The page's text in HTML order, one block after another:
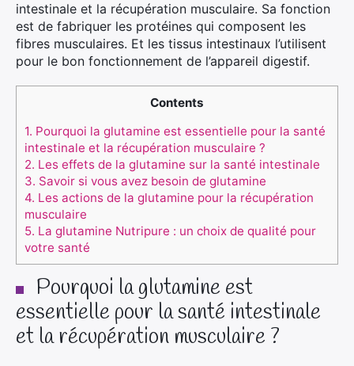
intestinale et la récupération musculaire. Sa fonction
est de fabriquer les protéines qui composent les
fibres musculaires. Et les tissus intestinaux l’utilisent
pour le bon fonctionnement de l’appareil digestif.
Contents
1. Pourquoi la glutamine est essentielle pour la santé
intestinale et la récupération musculaire ?
2. Les effets de la glutamine sur la santé intestinale
3. Savoir si vous avez besoin de glutamine
4. Les actions de la glutamine pour la récupération
musculaire
5. La glutamine Nutripure : un choix de qualité pour
votre santé
Pourquoi la glutamine est
essentielle pour la santé intestinale
et la récupération musculaire ?